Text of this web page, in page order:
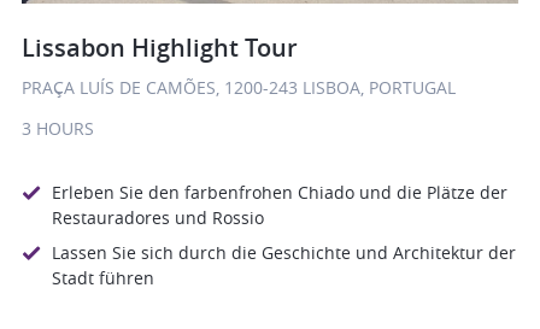
Lissabon Highlight Tour
PRAÇA LUÍS DE CAMÕES, 1200-243 LISBOA, PORTUGAL
3 HOURS
Erleben Sie den farbenfrohen Chiado und die Plätze der
Restauradores und Rossio
Lassen Sie sich durch die Geschichte und Architektur der
Stadt führen